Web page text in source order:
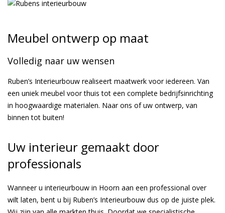
Meubel ontwerp op maat
Volledig naar uw wensen
Ruben’s Interieurbouw realiseert maatwerk voor iedereen. Van
een uniek meubel voor thuis tot een complete bedrijfsinrichting
in hoogwaardige materialen. Naar ons of uw ontwerp, van
binnen tot buiten!
Uw interieur gemaakt door
professionals
Wanneer u interieurbouw in Hoorn aan een professional over
wilt laten, bent u bij Ruben’s Interieurbouw dus op de juiste plek.